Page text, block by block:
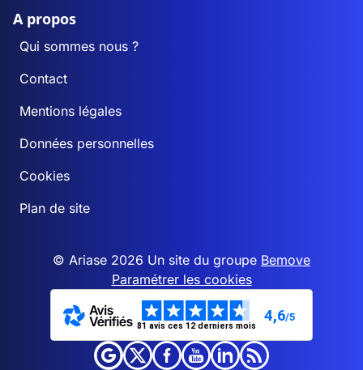
A propos
Qui sommes nous ?
Contact
Mentions légales
Données personnelles
Cookies
Plan de site
© Ariase 2026 Un site du groupe Bemove
Paramétrer les cookies
81 avis ces 12 derniers mois
4,6/5